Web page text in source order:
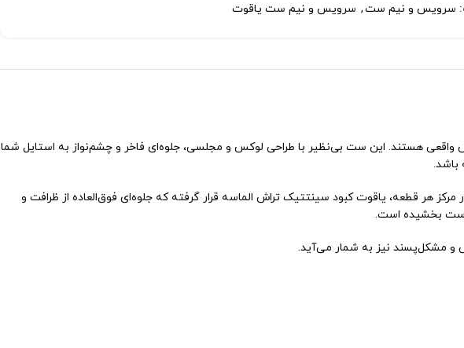
سرویس و نیم ست, سرویس و نیم ست یاقوت
و درخشش واقعی هستند. این ست بی‌نظیر با طراحی لوکس و مجلسی، جلوه‌ای فاخر و چشم‌نواز به استایل شما
هر قطعه، یاقوت کبود سینتتیک تراش الماسه قرار گرفته که جلوه‌ای فوق‌العاده از ظرافت و
ست بخشیده است.
و مشکل‌پسند نیز به شمار می‌آید.